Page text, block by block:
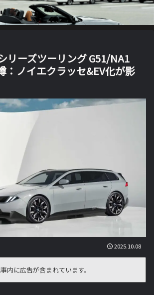
リーズツーリング G51/NA1
：ノイエクラッセ&EV化が影
2025.10.08
内に広告が含まれています。